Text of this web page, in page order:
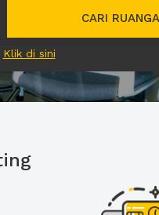
CARI
Klik di sini